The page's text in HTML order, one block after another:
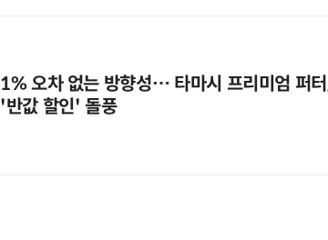
1% 오차 없는 방향성… 타마시 프리미엄 퍼
'반값 할인' 돌풍